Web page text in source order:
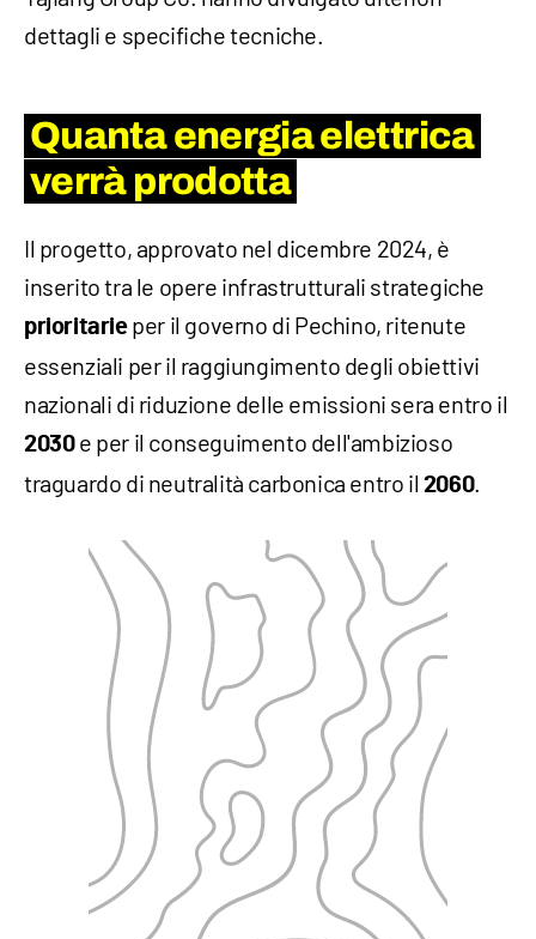
dettagli e specifiche tecniche.
Quanta energia elettrica
verrà prodotta
Il progetto, approvato nel dicembre 2024, è
inserito tra le opere infrastrutturali strategiche
prioritarieper il governo di Pechino, ritenute
essenziali per il raggiungimento degli obiettivi
nazionali di riduzione delle emissioni sera entro il
2030e per il conseguimento dell'ambizioso
traguardo di neutralità carbonica entro il 2060.